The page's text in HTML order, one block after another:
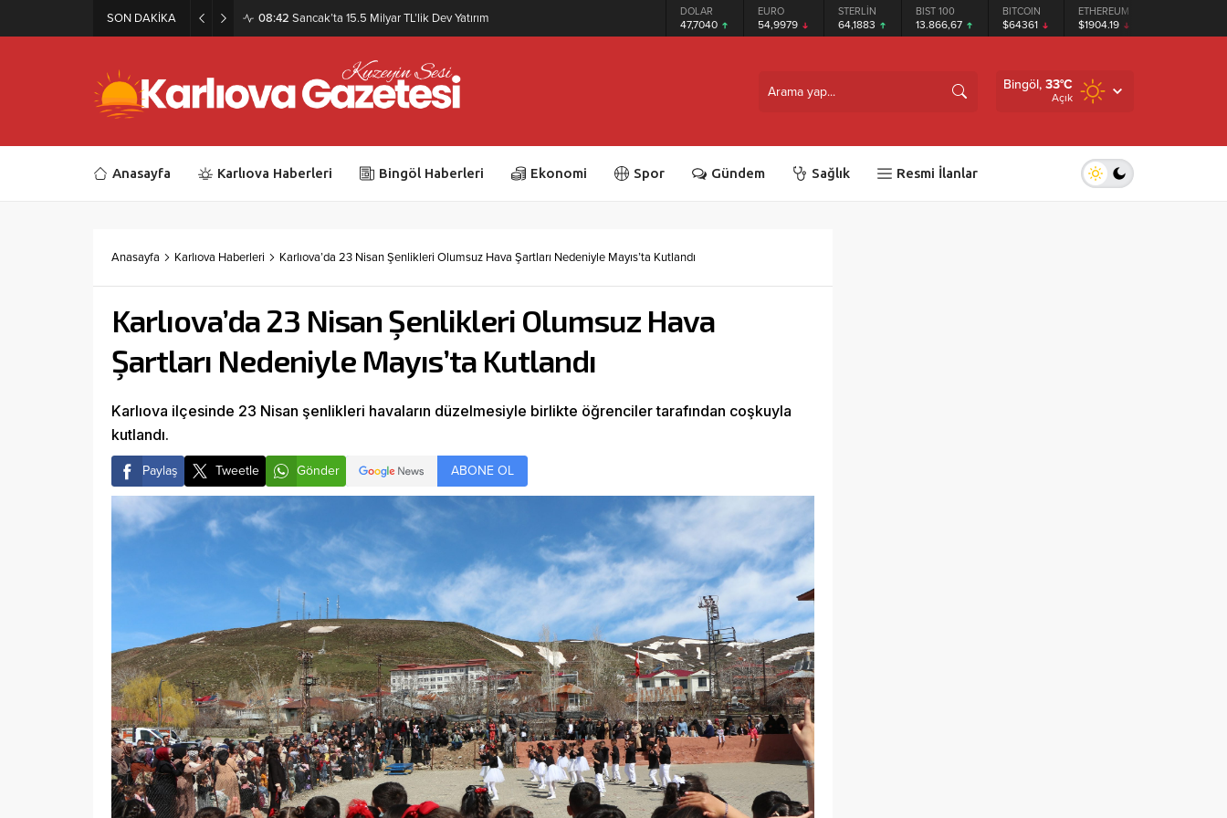
SON DAKİKA 08:42 Sancak’ta 15.5 Milyar TL’lik Dev Yatırım DOLAR
47,7040
EURO
54,9979
STERLİN
64,1883
BIST 100
13.866,67
BITCOIN
$64361
ETHEREUM
$1904.19
Bingöl, 33°C
Açık
Anasayfa Karlıova Haberleri Bingöl Haberleri Ekonomi Spor Gündem Sağlık Resmi İlanlar
Anasayfa Karlıova Haberleri Karlıova’da 23 Nisan Şenlikleri Olumsuz Hava Şartları Nedeniyle Mayıs’ta Kutlandı
Karlıova’da 23 Nisan Şenlikleri Olumsuz Hava
Şartları Nedeniyle Mayıs’ta Kutlandı
Karlıova ilçesinde 23 Nisan şenlikleri havaların düzelmesiyle birlikte öğrenciler tarafından coşkuyla
kutlandı.
Paylaş Tweetle Gönder ABONE OL